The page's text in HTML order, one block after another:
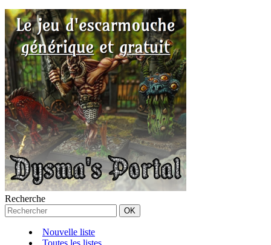
Recherche
Nouvelle liste